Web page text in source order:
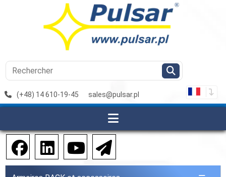
(+48) 14 610-19-45 sales@pulsar.pl